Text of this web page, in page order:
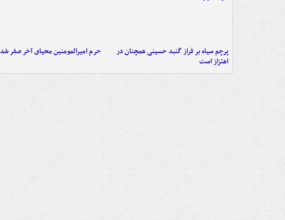
پرچم سیاه بر فراز گنبد حسینی همچنان در
اهتزاز است
حرم امیرالمومنین محیای آخر صفر شد